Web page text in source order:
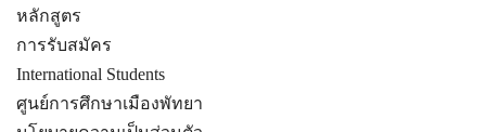
หลักสูตร
การรับสมัคร
International Students
ศูนย์การศึกษาเมืองพัทยา